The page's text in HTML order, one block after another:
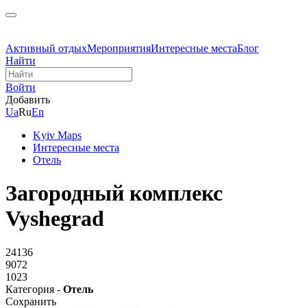
Активный отдыхМероприятияИнтересные местаБлог
Найти
Войти
Добавить
UaRuEn
Kyiv Maps
Интересные места
Отель
Загородный комплекс
Vyshegrad
24136
9072
1023
Категория - Отель
Сохранить